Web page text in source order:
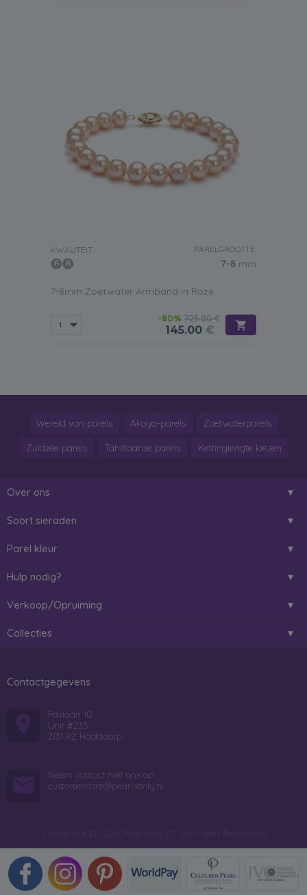
KWALITEIT: PARELGROOTTE:
7-8 mm
7-8mm Zoetwater Armband in Roze
-80% 725.00 €
145.00 €
Wereld van parels Akoya-parels Zoetwaterparels
Zuidzee parels Tahitiaanse parels Kettinglengte kiezen
Over ons
Soort sieraden
Parel kleur
Hulp nodig?
Verkoop/Opruiming
Collecties
Contactgegevens
Paxlaan 10
Unit #235
2131 PZ Hoofddorp
Neem contact met ons op:
customercare@pearlsonly.nl